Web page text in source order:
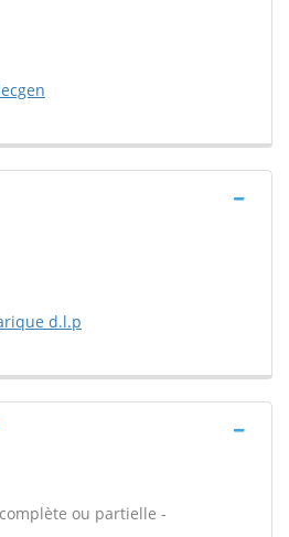
d.l.p
ou partielle -